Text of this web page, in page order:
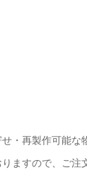
・再製作可能
ますので、ご